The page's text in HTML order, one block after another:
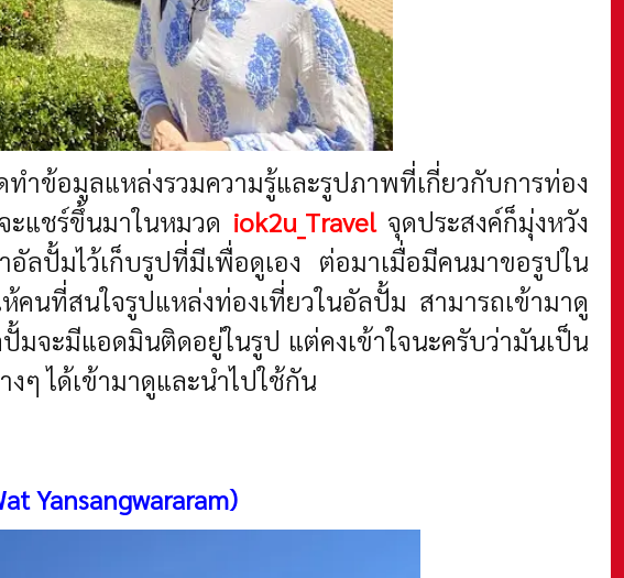
ทำข้อมูลแหล่งรวมความรู้และรูปภาพที่เกี่ยวกับการท่อง
ะแชร์ขึ้นมาในหมวด iok2u_Travelจุดประสงค์ก็มุ่งหวัง
ปั้มไว้เก็บรูปที่มีเพื่อดูเอง ต่อมาเมื่อมีคนมาขอรูปใน
นที่สนใจรูปแหล่งท่องเที่ยวในอัลปั้ม สามารถเข้ามาดู
มจะมีแอดมินติดอยู่ในรูป แต่คงเข้าใจนะครับว่ามันเป็น
ได้เข้ามาดูและนำไปใช้กัน
Yansangwararam)